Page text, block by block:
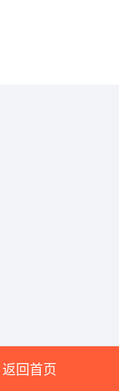
返回首页